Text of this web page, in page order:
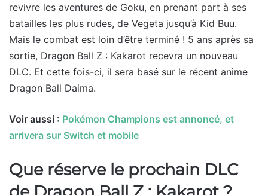
revivre les aventures de Goku, en prenant part à ses
batailles les plus rudes, de Vegeta jusqu’à Kid Buu.
Mais le combat est loin d’être terminé ! 5 ans après sa
sortie, Dragon Ball Z : Kakarot recevra un nouveau
DLC. Et cette fois-ci, il sera basé sur le récent anime
Dragon Ball Daima.
Voir aussi : Pokémon Champions est annoncé, et
arrivera sur Switch et mobile
Que réserve le prochain DLC